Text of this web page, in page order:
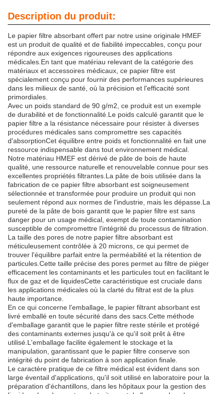
Description du produit:
Le papier filtre absorbant offert par notre usine originale HMEF
est un produit de qualité et de fiabilité impeccables, conçu pour
répondre aux exigences rigoureuses des applications
médicales.En tant que matériau relevant de la catégorie des
matériaux et accessoires médicaux, ce papier filtre est
spécialement conçu pour fournir des performances supérieures
dans les milieux de santé, où la précision et l'efficacité sont
primordiales.
Avec un poids standard de 90 g/m2, ce produit est un exemple
de durabilité et de fonctionnalité.Le poids calculé garantit que le
papier filtre a la résistance nécessaire pour résister à diverses
procédures médicales sans compromettre ses capacités
d'absorptionCet équilibre entre poids et fonctionnalité en fait une
ressource indispensable dans tout environnement médical.
Notre matériau HMEF est dérivé de pâte de bois de haute
qualité, une ressource naturelle et renouvelable connue pour ses
excellentes propriétés filtrantes.La pâte de bois utilisée dans la
fabrication de ce papier filtre absorbant est soigneusement
sélectionnée et transformée pour produire un produit qui non
seulement répond aux normes de l'industrie, mais les dépasse.La
pureté de la pâte de bois garantit que le papier filtre est sans
danger pour un usage médical, exempt de toute contamination
susceptible de compromettre l'intégrité du processus de filtration.
La taille des pores de notre papier filtre absorbant est
méticuleusement contrôlée à 20 microns, ce qui permet de
trouver l'équilibre parfait entre la perméabilité et la rétention de
particules.Cette taille précise des pores permet au filtre de piéger
efficacement les contaminants et les particules tout en facilitant le
flux de gaz et de liquidesCette caractéristique est cruciale dans
les applications médicales où la clarté du filtrat est de la plus
haute importance.
En ce qui concerne l'emballage, le papier filtrant absorbant est
livré emballé en toute sécurité dans des sacs.Cette méthode
d'emballage garantit que le papier filtre reste stérile et protégé
des contaminants externes jusqu'à ce qu'il soit prêt à être
utilisé.L'emballage facilite également le stockage et la
manipulation, garantissant que le papier filtre conserve son
intégrité du point de fabrication à son application finale.
Le caractère pratique de ce filtre médical est évident dans son
large éventail d'applications, qu'il soit utilisé en laboratoire pour la
préparation d'échantillons, dans les hôpitaux pour la gestion des